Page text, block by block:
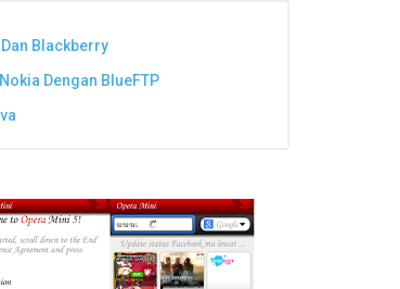
Blackberry
Dengan BlueFTP